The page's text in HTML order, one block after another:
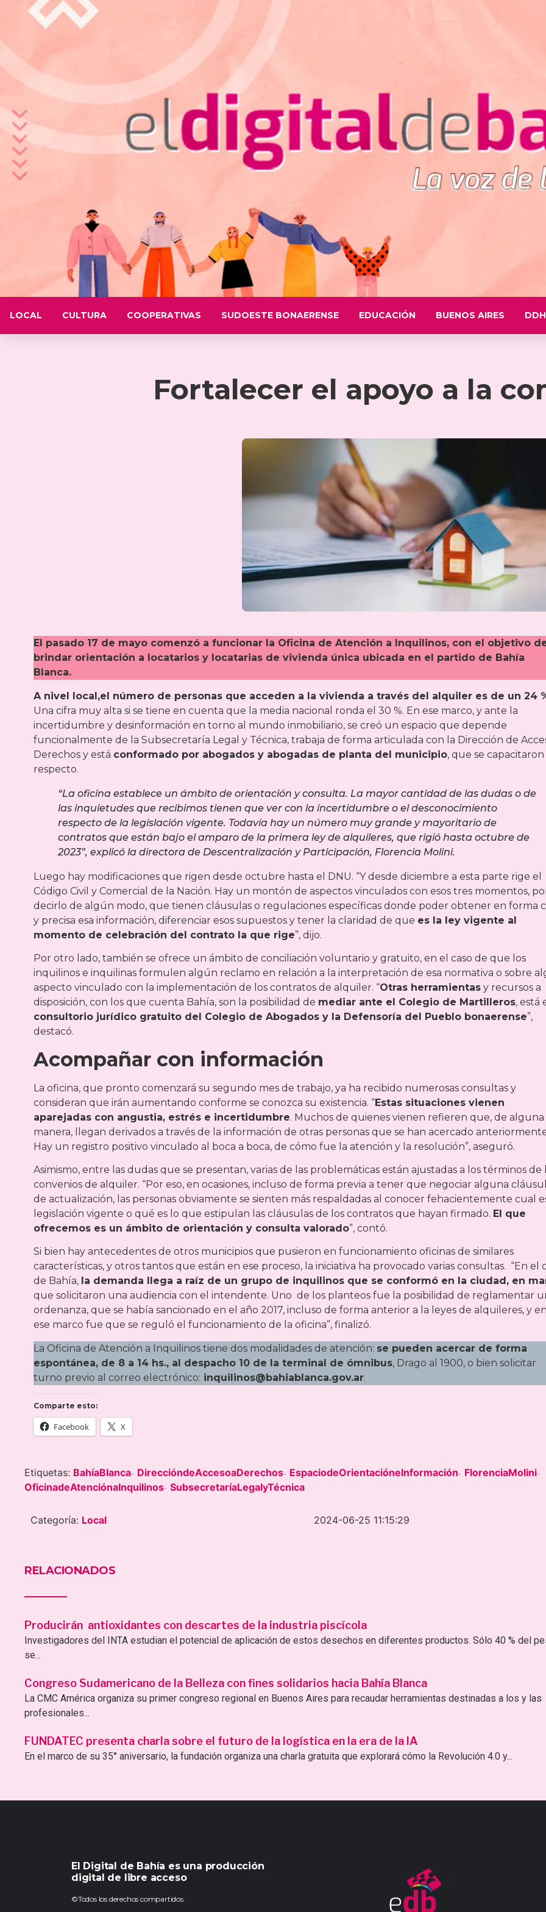
LOCAL CULTURA COOPERATIVAS SUDOESTE BONAERENSE EDUCACIÓN BUENOS AIRES
Fortalecer el apoyo a la
El pasado 17 de mayo comenzó a funcionar la Oficina de Atención a Inquilinos, con el objetivo
brindar orientación a locatarios y locatarias de vivienda única ubicada en el partido de Bahía
Blanca.
A nivel local,el número de personas que acceden a la vivienda a través del alquiler es de un 24
Una cifra muy alta si se tiene en cuenta que la media nacional ronda el 30 %. En ese marco, y ante la
incertidumbre y desinformación en torno al mundo inmobiliario, se creó un espacio que depende
funcionalmente de la Subsecretaría Legal y Técnica, trabaja de forma articulada con la Dirección de
Derechos y está conformado por abogados y abogadas de planta del municipio, que se capacitaron
respecto.
“La oficina establece un ámbito de orientación y consulta. La mayor cantidad de las dudas o de
las inquietudes que recibimos tienen que ver con la incertidumbre o el desconocimiento
respecto de la legislación vigente. Todavía hay un número muy grande y mayoritario de
contratos que están bajo el amparo de la primera ley de alquileres, que rigió hasta octubre de
2023”, explicó la directora de Descentralización y Participación, Florencia Molini.
Luego hay modificaciones que rigen desde octubre hasta el DNU. “Y desde diciembre a esta parte rige el
Código Civil y Comercial de la Nación. Hay un montón de aspectos vinculados con esos tres momentos,
decirlo de algún modo, que tienen cláusulas o regulaciones específicas donde poder obtener en forma
y precisa esa información, diferenciar esos supuestos y tener la claridad de que es la ley vigente al
momento de celebración del contrato la que rige”, dijo.
Por otro lado, también se ofrece un ámbito de conciliación voluntario y gratuito, en el caso de que los
inquilinos e inquilinas formulen algún reclamo en relación a la interpretación de esa normativa o sobre
aspecto vinculado con la implementación de los contratos de alquiler. “Otras herramientas y recursos a
disposición, con los que cuenta Bahía, son la posibilidad de mediar ante el Colegio de Martilleros, está
consultorio jurídico gratuito del Colegio de Abogados y la Defensoría del Pueblo bonaerense”,
destacó.
Acompañar con información
La oficina, que pronto comenzará su segundo mes de trabajo, ya ha recibido numerosas consultas y
consideran que irán aumentando conforme se conozca su existencia. “Estas situaciones vienen
aparejadas con angustia, estrés e incertidumbre. Muchos de quienes vienen refieren que, de alguna
manera, llegan derivados a través de la información de otras personas que se han acercado
Hay un registro positivo vinculado al boca a boca, de cómo fue la atención y la resolución”, aseguró.
Asimismo, entre las dudas que se presentan, varias de las problemáticas están ajustadas a los términos de
convenios de alquiler. “Por eso, en ocasiones, incluso de forma previa a tener que negociar alguna
de actualización, las personas obviamente se sienten más respaldadas al conocer fehacientemente cual
legislación vigente o qué es lo que estipulan las cláusulas de los contratos que hayan firmado. El que
ofrecemos es un ámbito de orientación y consulta valorado”, contó.
Si bien hay antecedentes de otros municipios que pusieron en funcionamiento oficinas de similares
características, y otros tantos que están en ese proceso, la iniciativa ha provocado varias consultas. “En el
de Bahía, la demanda llega a raíz de un grupo de inquilinos que se conformó en la ciudad, en
que solicitaron una audiencia con el intendente. Uno de los planteos fue la posibilidad de reglamentar
ordenanza, que se había sancionado en el año 2017, incluso de forma anterior a la leyes de alquileres, y en
ese marco fue que se reguló el funcionamiento de la oficina”, finalizó.
La Oficina de Atención a Inquilinos tiene dos modalidades de atención: se pueden acercar de forma
espontánea, de 8 a 14 hs., al despacho 10 de la terminal de ómnibus, Drago al 1900, o bien solicitar
turno previo al correo electrónico: inquilinos@bahiablanca.gov.ar.
Comparte esto:
Facebook X
Etiquetas: BahíaBlanca- DireccióndeAccesoaDerechos- EspaciodeOrientacióneInformación- FlorenciaMolini-
OficinadeAtenciónaInquilinos- SubsecretaríaLegalyTécnica
Categoría: Local 2024-06-25 11:15:29
RELACIONADOS
Producirán antioxidantes con descartes de la industria piscícola
Investigadores del INTA estudian el potencial de aplicación de estos desechos en diferentes productos. Sólo 40 % del
se...
Congreso Sudamericano de la Belleza con fines solidarios hacia Bahía Blanca
La CMC América organiza su primer congreso regional en Buenos Aires para recaudar herramientas destinadas a los y las
profesionales...
FUNDATEC presenta charla sobre el futuro de la logística en la era de la IA
En el marco de su 35° aniversario, la fundación organiza una charla gratuita que explorará cómo la Revolución 4.0 y...
El Digital de Bahía es una producción
digital de libre acceso
©Todos los derechos compartidos.